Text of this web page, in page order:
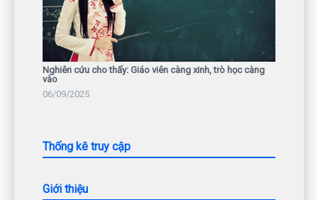
Nghiên cứu cho thấy: Giáo viên càng xinh, trò học càng
vào
06/09/2025
Thống kê truy cập
Giới thiệu